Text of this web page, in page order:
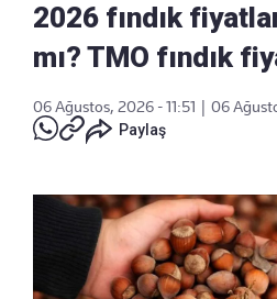
2026 fındık
mı? TMO fındık
06 Ağustos, 2026 - 11:51
06
Paylaş